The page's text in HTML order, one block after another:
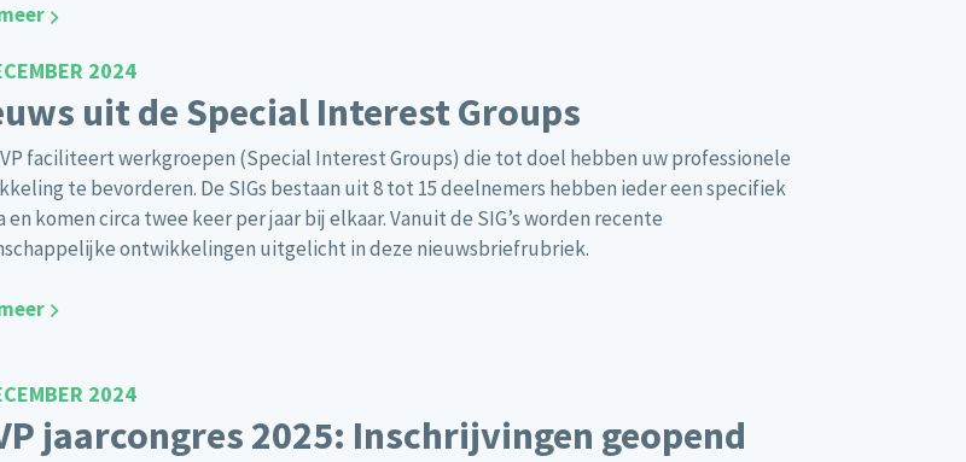
2024
uit de Special Interest Groups
faciliteert werkgroepen (Special Interest Groups) die tot doel hebben uw professionele
te bevorderen. De SIGs bestaan uit 8 tot 15 deelnemers hebben ieder een specifiek
en komen circa twee keer per jaar bij elkaar. Vanuit de SIG’s worden recente
ontwikkelingen uitgelicht in deze nieuwsbriefrubriek.
2024
jaarcongres 2025: Inschrijvingen geopend